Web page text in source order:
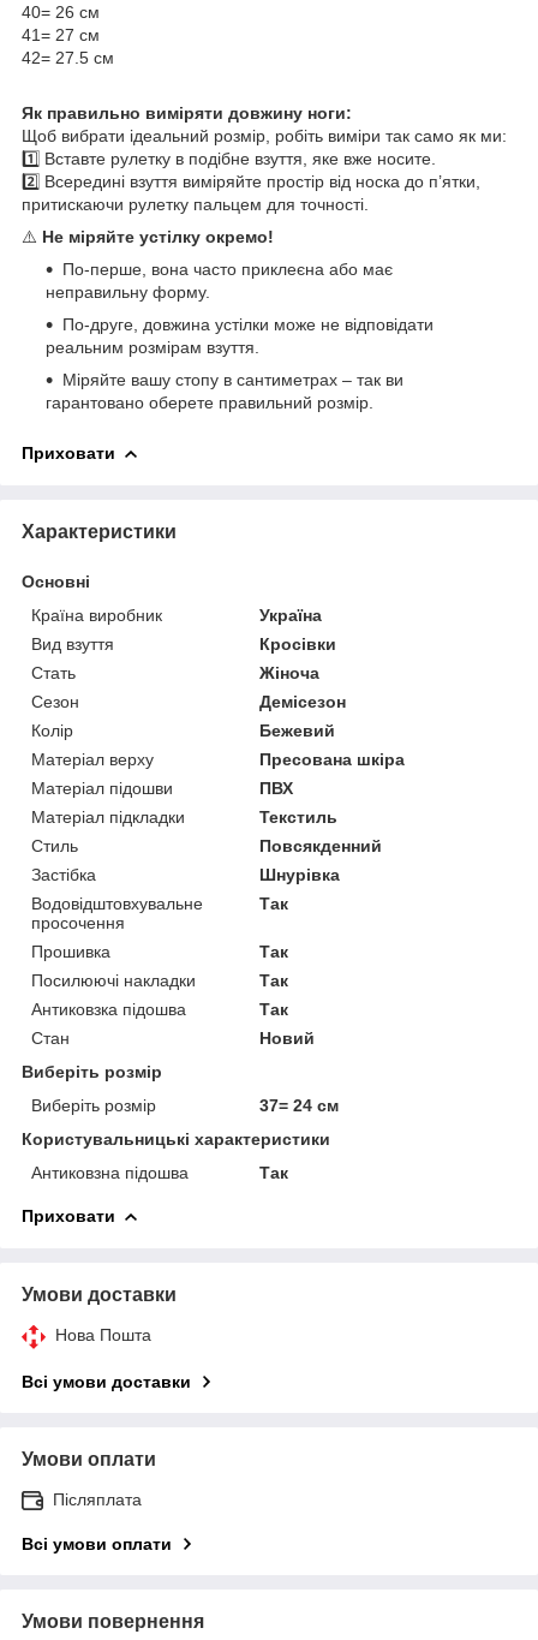
40= 26 см
41= 27 см
42= 27.5 см
Як правильно виміряти довжину ноги:
Щоб вибрати ідеальний розмір, робіть виміри так само як ми:
1️⃣ Вставте рулетку в подібне взуття, яке вже носите.
2️⃣ Всередині взуття виміряйте простір від носка до п’ятки,
притискаючи рулетку пальцем для точності.
⚠️ Не міряйте устілку окремо!
По-перше, вона часто приклеєна або має
неправильну форму.
По-друге, довжина устілки може не відповідати
реальним розмірам взуття.
Міряйте вашу стопу в сантиметрах – так ви
гарантовано оберете правильний розмір.
Приховати
Характеристики
Основні
Країна виробник
Україна
Вид взуття
Кросівки
Стать
Жіноча
Сезон
Демісезон
Колір
Бежевий
Матеріал верху
Пресована шкіра
Матеріал підошви
ПВХ
Матеріал підкладки
Текстиль
Стиль
Повсякденний
Застібка
Шнурівка
Водовідштовхувальне
просочення
Так
Прошивка
Так
Посилюючі накладки
Так
Антиковзка підошва
Так
Стан
Новий
Виберіть розмір
Виберіть розмір
37= 24 см
Користувальницькі характеристики
Антиковзна підошва
Так
Приховати
Умови доставки
Нова Пошта
Всі умови доставки
Умови оплати
Післяплата
Всі умови оплати
Умови повернення